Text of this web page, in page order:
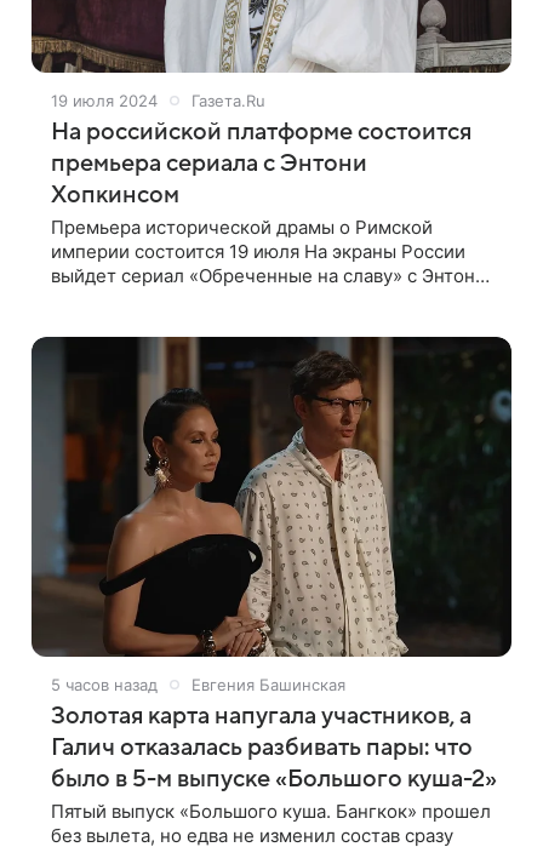
19 июля 2024 Газета.Ru
На российской платформе состоится
премьера сериала с Энтони
Хопкинсом
Премьера исторической драмы о Римской
империи состоится 19 июля На экраны России
выйдет сериал «Обреченные на славу» с Энтони
5 часов назад Евгения Башинская
Золотая карта напугала участников, а
Галич отказалась разбивать пары: что
было в 5-м выпуске «Большого куша-2»
Пятый выпуск «Большого куша. Бангкок» прошел
без вылета, но едва не изменил состав сразу